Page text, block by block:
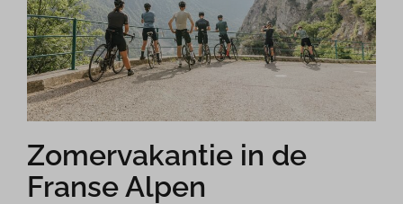
Zomervakantie in de
Franse Alpen